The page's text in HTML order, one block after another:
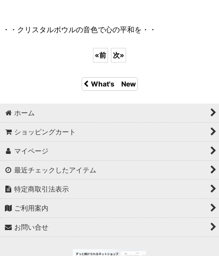
・・クリスタルボウルの音色で心の平和を・・
«前 次»
What's New
ホーム
ショッピングカート
マイページ
最近チェックしたアイテム
特定商取引法表示
ご利用案内
お問い合せ